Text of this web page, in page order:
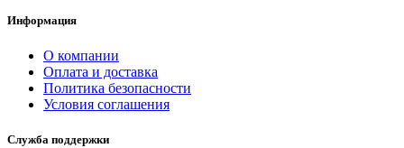
Информация
О компании
Оплата и доставка
Политика безопасности
Условия соглашения
Служба поддержки